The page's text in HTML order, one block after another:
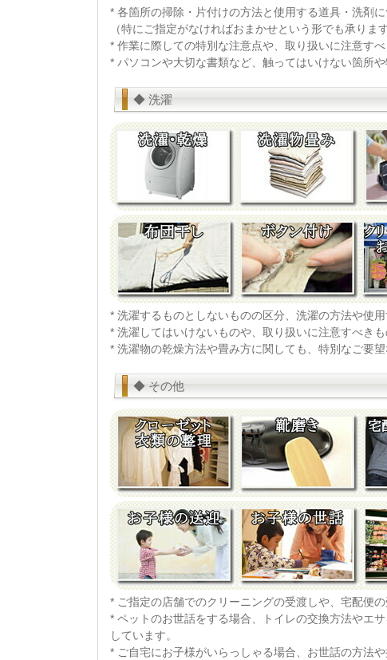
* 各箇所の掃除・片付けの方法と使用する道具・洗剤に
（特にご指定がなければおまかせという形でも承ります
* 作業に際しての特別な注意点や、取り扱いに注意す
* パソコンや大切な書類など、触ってはいけない箇所
◆ 洗濯
* 洗濯するものとしないものの区分、洗濯の方法や使
* 洗濯してはいけないものや、取り扱いに注意すべき
* 洗濯物の乾燥方法や畳み方に関しても、特別なご要
◆ その他
* ご指定の店舗でのクリーニングの受渡しや、宅配便
* ペットのお世話をする場合、トイレの交換方法やエ
しています。
* ご自宅にお子様がいらっしゃる場合、お世話の方法